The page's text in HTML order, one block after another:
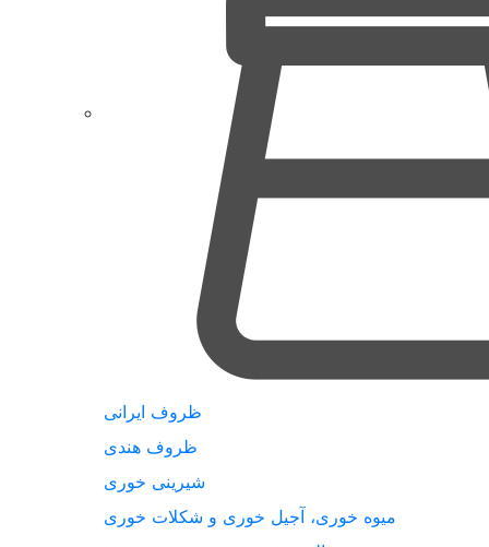
ظروف ایرانی
ظروف هندی
شیرینی خوری
میوه خوری، آجیل خوری و شکلات خوری